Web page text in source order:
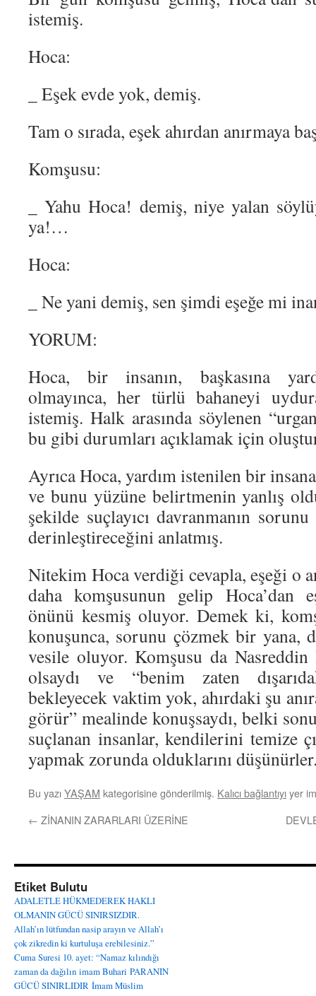
istemiş.
Hoca:
_ Eşek evde yok, demiş.
Tam o sırada, eşek ahırdan anırmaya
Komşusu:
_ Yahu Hoca! demiş, niye yalan
ya!…
Hoca:
_ Ne yani demiş, sen şimdi eşeğe mi
YORUM:
Hoca, bir insanın, başkasına
olmayınca, her türlü bahaneyi
istemiş. Halk arasında söylenen
bu gibi durumları açıklamak için
Ayrıca Hoca, yardım istenilen bir
ve bunu yüzüne belirtmenin yanlış
şekilde suçlayıcı davranmanın
derinleştireceğini anlatmış.
Nitekim Hoca verdiği cevapla, eşeği o
daha komşusunun gelip Hoca’dan
önünü kesmiş oluyor. Demek ki,
konuşunca, sorunu çözmek bir yana,
vesile oluyor. Komşusu da Nasreddin
olsaydı ve “benim zaten
bekleyecek vaktim yok, ahırdaki şu
görür” mealinde konuşsaydı, belki
suçlanan insanlar, kendilerini temize
yapmak zorunda olduklarını
Bu yazıYAŞAM kategorisine gönderilmiş. Kalıcı bağlantıyıyer
← ZİNANIN ZARARLARI ÜZERİNE
Etiket Bulutu
ADALETLE HÜKMEDEREK HAKLI
OLMANIN GÜCÜ SINIRSIZDIR.
Allah’ın lütfundan nasip arayın ve Allah’ı
çok zikredin ki kurtuluşa erebilesiniz.”
Cuma Suresi 10. ayet: “Namaz kılındığı
zaman da dağılın imam Buhari PARANIN
GÜCÜ SINIRLIDIR İmam Müslim